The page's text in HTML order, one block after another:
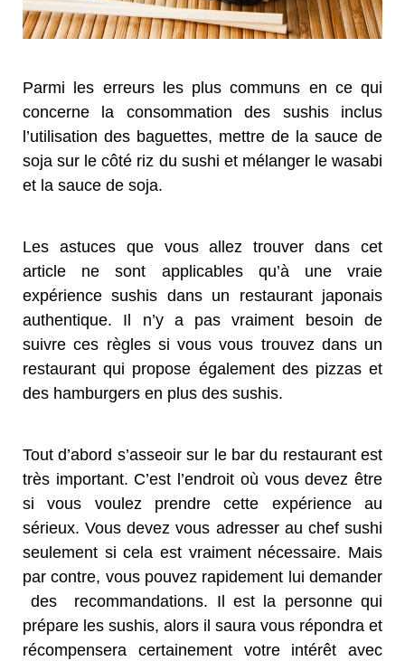
Parmi les erreurs les plus communs en ce qui
concerne la consommation des sushis inclus
l’utilisation des baguettes, mettre de la sauce de
soja sur le côté riz du sushi et mélanger le wasabi
et la sauce de soja.
Les astuces que vous allez trouver dans cet
article ne sont applicables qu’à une vraie
expérience sushis dans un restaurant japonais
authentique. Il n’y a pas vraiment besoin de
suivre ces règles si vous vous trouvez dans un
restaurant qui propose également des pizzas et
des hamburgers en plus des sushis.
Tout d’abord s’asseoir sur le bar du restaurant est
très important. C’est l’endroit où vous devez être
si vous voulez prendre cette expérience au
sérieux. Vous devez vous adresser au chef sushi
seulement si cela est vraiment nécessaire. Mais
par contre, vous pouvez rapidement lui demander
des recommandations. Il est la personne qui
prépare les sushis, alors il saura vous répondra et
récompensera certainement votre intérêt avec